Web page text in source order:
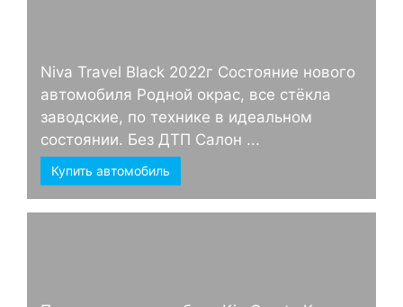
Niva Travel Black 2022г Состояние нового
автомобиля Родной окрас, все стёкла
заводские, по технике в идеальном
состоянии. Без ДТП Салон ...
Купить автомобиль